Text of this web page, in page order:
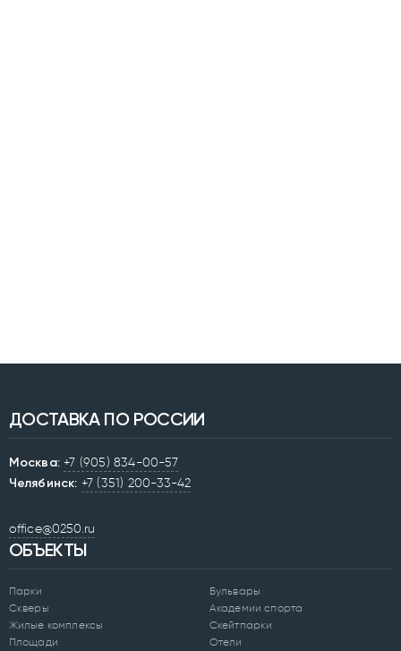
ДОСТАВКА ПО РОССИИ
Москва: +7 (905) 834-00-57
Челябинск: +7 (351) 200-33-42
office@0250.ru
ОБЪЕКТЫ
Парки
Скверы
Жилые комплексы
Площади
Бульвары
Академии спорта
Скейтпарки
Отели